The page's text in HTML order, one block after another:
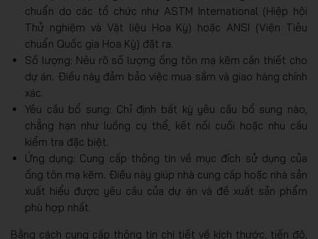
chuẩn do các tổ chức như ASTM International (Hiệp hội
Thử nghiệm và Vật liệu Hoa Kỳ) hoặc ANSI (Viện Tiêu
chuẩn Quốc gia Hoa Kỳ) đặt ra.
Số lượng: Nêu rõ số lượng ống tôn mạ kẽm cần thiết cho
dự án. Điều này đảm bảo việc mua sắm và giao hàng chính
xác.
Yêu cầu bổ sung: Chỉ định bất kỳ yêu cầu bổ sung nào,
chẳng hạn như luồng cụ thể, kết nối cuối hoặc nhu cầu
kiểm tra đặc biệt.
Ứng dụng: Cung cấp thông tin về mục đích sử dụng của
ống tôn mạ kẽm. Điều này giúp nhà cung cấp hoặc nhà sản
xuất hiểu được yêu cầu của dự án và đề xuất sản phẩm
phù hợp nhất.
Bằng cách cung cấp thông tin chi tiết về kích thước, tiến độ,